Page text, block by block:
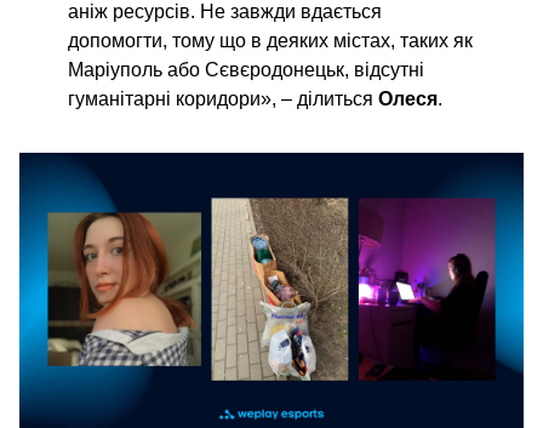
аніж ресурсів. Не завжди вдається
допомогти, тому що в деяких містах, таких як
Маріуполь або Сєвєродонецьк, відсутні
гуманітарні коридори», – ділиться Олеся.